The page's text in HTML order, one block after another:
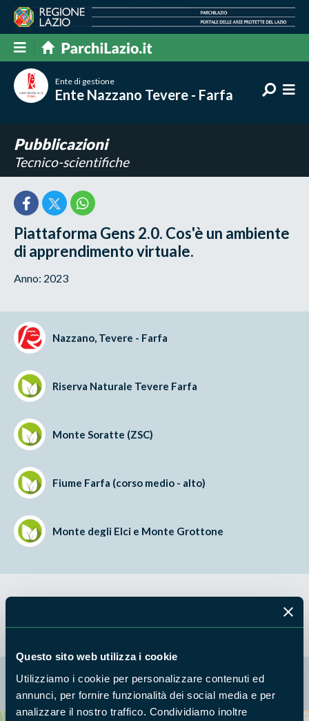
Questo sito web utilizza i cookie
Utilizziamo i cookie per personalizzare contenuti ed
annunci, per fornire funzionalità dei social media e per
analizzare il nostro traffico. Condividiamo inoltre
Ente di gestione
Ente Nazzano Tevere - Farfa
Pubblicazioni
Tecnico-scientifiche
Piattaforma Gens 2.0. Cos'è un ambiente
di apprendimento virtuale.
Anno: 2023
Nazzano, Tevere - Farfa
Riserva Naturale Tevere Farfa
Monte Soratte (ZSC)
Fiume Farfa (corso medio - alto)
Monte degli Elci e Monte Grottone
La mappa di Parchilazio.it